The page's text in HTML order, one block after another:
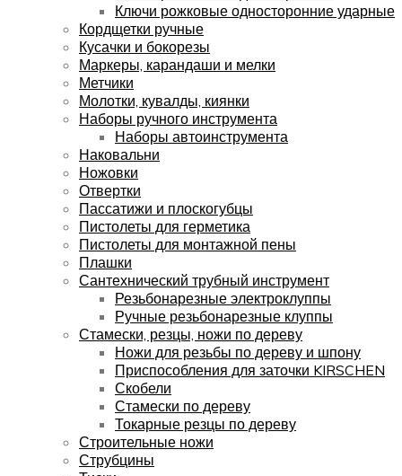
Ключи рожковые односторонние ударные
Кордщетки ручные
Кусачки и бокорезы
Маркеры, карандаши и мелки
Метчики
Молотки, кувалды, киянки
Наборы ручного инструмента
Наборы автоинструмента
Наковальни
Ножовки
Отвертки
Пассатижи и плоскогубцы
Пистолеты для герметика
Пистолеты для монтажной пены
Плашки
Сантехнический трубный инструмент
Резьбонарезные электроклуппы
Ручные резьбонарезные клуппы
Стамески, резцы, ножи по дереву
Ножи для резьбы по дереву и шпону
Приспособления для заточки KIRSCHEN
Скобели
Стамески по дереву
Токарные резцы по дереву
Строительные ножи
Струбцины